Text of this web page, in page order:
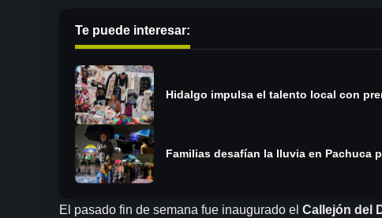
Te puede interesar:
Hidalgo impulsa el talento local con
Familias desafían la lluvia en Pachuca
El pasado fin de semana fue inaugurado elCallejón del